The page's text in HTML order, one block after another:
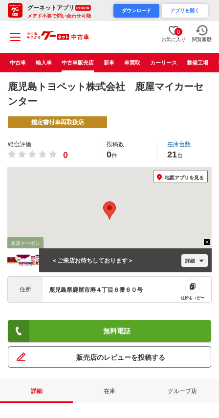
グーネットアプリ RENEW
メアド不要で問い合わせ可能
ダウンロード アプリを開く
0
お気に入り 閲覧履歴
中古車 輸入車 中古車販売店 新車 車買取 カーリース 整備工場
鹿児島トヨペット株式会社 鹿屋マイカーセ
ンター
鑑定書付車両取扱店
総合評価
0
投稿数
0件
在庫台数
21台
来店クーポン
＜ご来店お待ちしております＞ 詳細
地図アプリを見る
住所 鹿児島県鹿屋市寿４丁目６番６０号
住所をコピー
無料電話
販売店のレビューを投稿する
詳細 在庫 グループ店